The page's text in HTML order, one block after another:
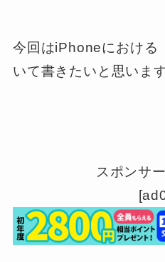
今回はiPhoneにおける
いて書きたいと思います
スポンサ